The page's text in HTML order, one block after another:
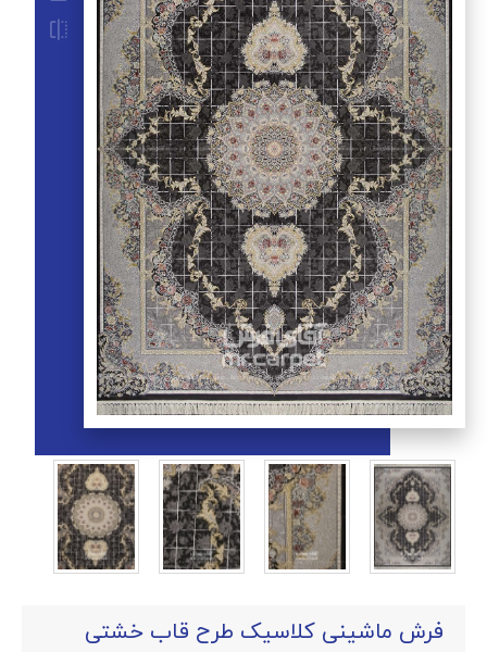
فرش ماشینی کلاسیک طرح قاب خشتی